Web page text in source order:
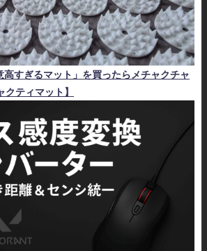
高すぎるマット」を買ったらメチャクチャ
ティマット】